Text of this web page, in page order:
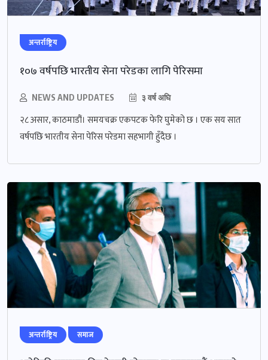
अन्तर्राष्ट्रिय
१०७ वर्षपछि भारतीय सेना परेडका लागि पेरिसमा
NEWS AND UPDATES ३ वर्ष अघि
२८ असार, काठमाडौं। समयचक्र एकपटक फेरि घुमेको छ । एक सय सात
वर्षपछि भारतीय सेना पेरिस परेडमा सहभागी हुँदैछ ।
अन्तर्राष्ट्रिय समाज